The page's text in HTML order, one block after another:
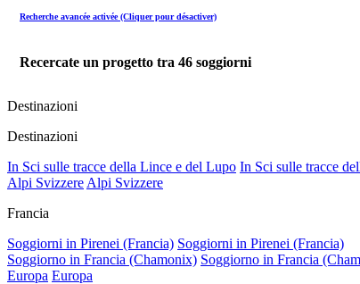
Recherche avancée activée (Cliquer pour désactiver)
Recercate un progetto tra 46 soggiorni
Destinazioni
Destinazioni
In Sci sulle tracce della Lince e del Lupo In Sci sulle tracce
Alpi Svizzere Alpi Svizzere
Francia
Soggiorni in Pirenei (Francia) Soggiorni in Pirenei (Francia)
Soggiorno in Francia (Chamonix) Soggiorno in Francia
Europa Europa